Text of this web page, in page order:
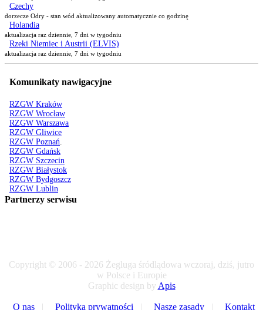
Kategoria:Dam pracę
Subkategoria: Za granicą
Autor:gość
Czechy
dorzecze Odry - stan wód aktualizowany automatycznie co godzinę
Holandia
aktualizacja raz dziennie, 7 dni w tygodniu
Rzeki Niemiec i Austrii (ELVIS)
aktualizacja raz dziennie, 7 dni w tygodniu
Komunikaty nawigacyjne
RZGW Kraków
RZGW Wrocław
RZGW Warszawa
RZGW Gliwice
RZGW Poznań
RZGW Gdańsk
RZGW Szczecin
RZGW Białystok
RZGW Bydgoszcz
RZGW Lublin
Partnerzy serwisu
Copyright © 2006 - 2026 Żegluga śródlądowa wczoraj, dziś, jutro
w Polsce i Europie
Graphic design by Apis
O nas | Polityka prywatności | Nasze zasady | Kontakt